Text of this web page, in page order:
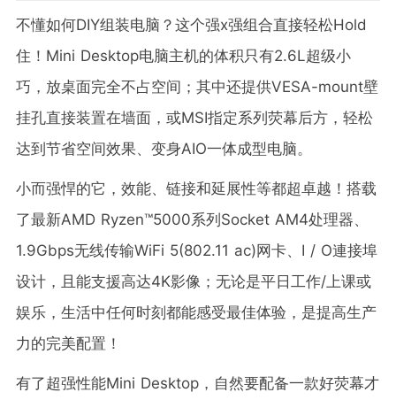
不懂如何DIY组装电脑？这个强x强组合直接轻松Hold
住！Mini Desktop电脑主机的体积只有2.6L超级小
巧，放桌面完全不占空间；其中还提供VESA-mount壁
挂孔直接装置在墙面，或MSI指定系列荧幕后方，轻松
达到节省空间效果、变身AIO一体成型电脑。
小而强悍的它，效能、链接和延展性等都超卓越！搭载
了最新AMD Ryzen™5000系列Socket AM4处理器、
1.9Gbps无线传输WiFi 5(802.11 ac)网卡、I / O連接埠
设计，且能支援高达4K影像；无论是平日工作/上课或
娱乐，生活中任何时刻都能感受最佳体验，是提高生产
力的完美配置！
有了超强性能Mini Desktop，自然要配备一款好荧幕才